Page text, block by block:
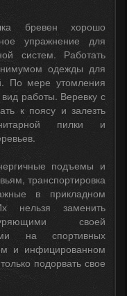
бревен хорошо
упражнение для
систем. Работать
одежды для
По мере утомления
работы. Веревку с
к поясу и залезть
пилки и
подъемы и
транспортировка
в прикладном
нельзя заменить
своей
на спортивных
и инфицированном
подорвать свое